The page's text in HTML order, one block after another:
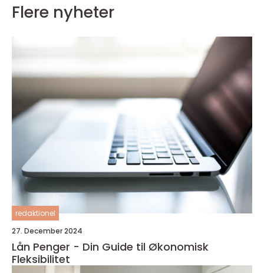
Flere nyheter
redaktionel
27. December 2024
Lån Penger - Din Guide til Økonomisk
Fleksibilitet